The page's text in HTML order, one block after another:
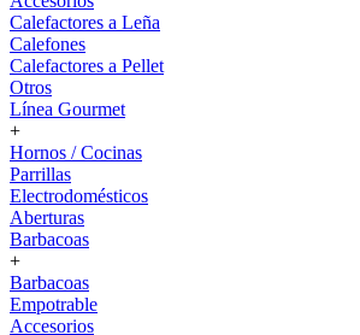
Calefactores a Leña
Calefones
Calefactores a Pellet
Otros
Línea Gourmet
+
Hornos / Cocinas
Parrillas
Electrodomésticos
Aberturas
Barbacoas
+
Barbacoas
Empotrable
Accesorios